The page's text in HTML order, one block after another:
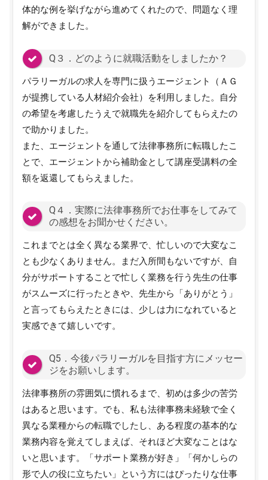
体的な例を挙げながら進めてくれたので、問題なく理
解ができました。
Q３．どのように就職活動をしましたか？
パラリーガルの求人を専門に扱うエージェント（ＡＧ
が提携している人材紹介会社）を利用しました。自分
の希望を考慮したうえで就職先を紹介してもらえたの
で助かりました。
また、エージェントを通して法律事務所に転職したこ
とで、エージェントから補助金として講座受講料の全
額を返還してもらえました。
Q４．実際に法律事務所でお仕事をしてみて
の感想をお聞かせください。
これまでとは全く異なる業界で、忙しいので大変なこ
とも少なくありません。まだ入所間もないですが、自
分がサポートすることで忙しく業務を行う先生の仕事
がスムーズに行ったときや、先生から「ありがとう」
と言ってもらえたときには、少しは力になれていると
実感できて嬉しいです。
Q5．今後パラリーガルを目指す方にメッセー
ジをお願いします。
法律事務所の雰囲気に慣れるまで、初めは多少の苦労
はあると思います。でも、私も法律事務未経験で全く
異なる業種からの転職でしたし、ある程度の基本的な
業務内容を覚えてしまえば、それほど大変なことはな
いと思います。「サポート業務が好き」「何かしらの
形で人の役に立ちたい」という方にはぴったりな仕事